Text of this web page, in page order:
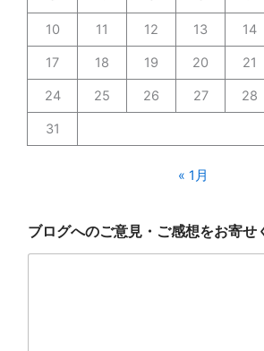
10 11 12 13 14
17 18 19 20 21
24 25 26 27 28
31
« 1月
ロ
グ
ブログへのご意見・ご感想をお寄せ